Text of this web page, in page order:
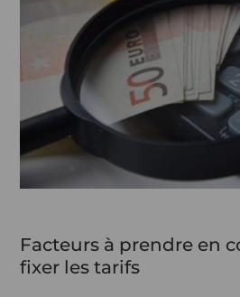
Facteurs à prendre en
fixer les tarifs